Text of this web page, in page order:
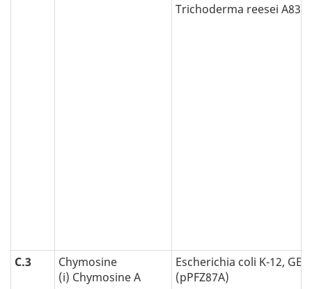
Trichoderma reesei A83
C.3
Chymosine
(i) Chymosine A
Escherichia coli K-12,
(pPFZ87A)